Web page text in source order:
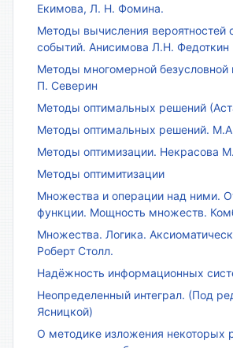
Екимова, Л. Н. Фомина.
Методы вычисления вероятностей
событий. Анисимова Л.Н.
Методы многомерной
П. Северин
Методы оптимальных решений
Методы оптимальных решений.
Методы оптимизации. Некрасова
Методы оптимитизации
Множества и операции над ними.
функции. Мощность множеств.
Множества. Логика.
Роберт Столл.
Надёжность информационных
Неопределенный интеграл. (Под
Ясницкой)
О методике изложения некоторых